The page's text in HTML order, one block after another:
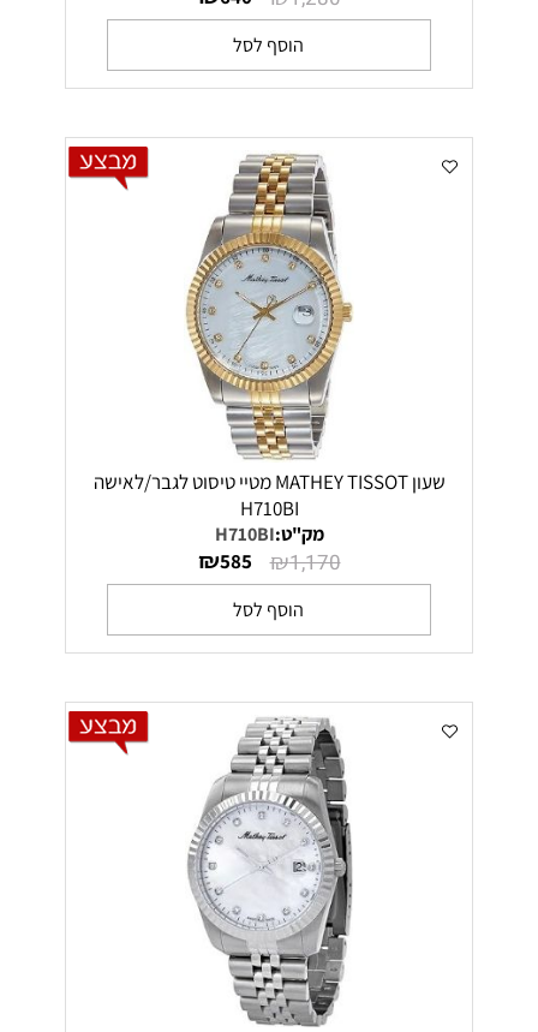
הוסף לסל
שעון MATHEY TISSOT מטיי טיסוט לגבר/לאישה
H710BI
מק"ט:H710BI
₪1,170
₪585
הוסף לסל